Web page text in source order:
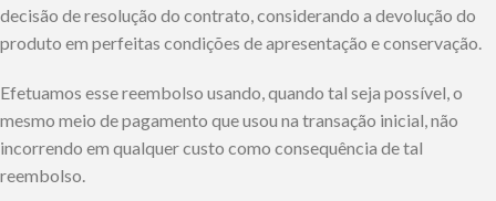
decisão de resolução do contrato, considerando a devolução do
produto em perfeitas condições de apresentação e conservação.
Efetuamos esse reembolso usando, quando tal seja possível, o
mesmo meio de pagamento que usou na transação inicial, não
incorrendo em qualquer custo como consequência de tal
reembolso.